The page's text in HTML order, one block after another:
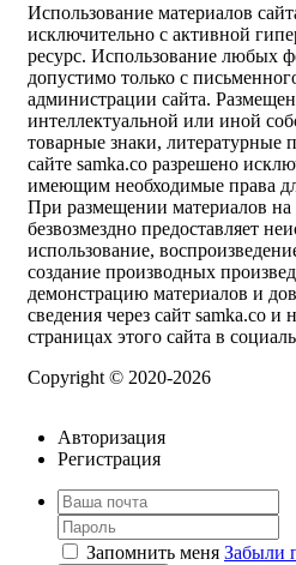
Использование материалов
исключительно с активной
ресурс. Использование любых
допустимо только с
администрации сайта.
интеллектуальной или иной
товарные знаки, литературные
сайте samka.co разрешено
имеющим необходимые права
При размещении материалов на
безвозмездно предоставляет
использование,
создание производных
демонстрацию материалов и
сведения через сайт samka.co
страницах этого сайта в
Copyright © 2020-2026
Авторизация
Регистрация
Запомнить меня Забыли